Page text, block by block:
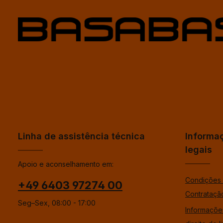
Linha de assistência técnica
Apoio e aconselhamento em:
+49 6403 97274 00
Seg–Sex, 08:00 - 17:00
legais
Condições